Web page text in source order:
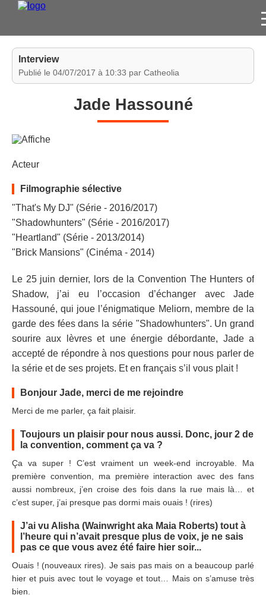
FILMS
JEUX VIDÉO
Interview
Publié le 04/07/2017 à 10:33 par Catheolia
Jade Hassouné
Acteur
Filmographie sélective
"That's My DJ" (Série - 2016/2017)
"Shadowhunters" (Série - 2016/2017)
"Heartland" (Série - 2013/2014)
"Brick Mansions" (Cinéma - 2014)
Le 25 juin dernier, lors de la Convention The Hunters of
Shadow, j’ai eu l’occasion d’échanger avec Jade
Hassouné, qui joue l’énigmatique Meliorn, membre de la
garde des fées dans la série "Shadowhunters". Un grand
sourire aux lèvres et une énergie débordante, Jade a
accepté de répondre à nos questions pour nous parler de
la série et de ses projets. Et en français s’il vous plait !
Bonjour Jade, merci de me rejoindre
Merci de me parler, ça fait plaisir.
Toujours un plaisir pour nous aussi. Donc, jour 2 de
la convention, comment ça va ?
Ça va super ! C’est vraiment un week-end incroyable. Ma
première convention, ma première interaction avec des fans
aussi nombreux, j’en croise des fois dans la rue mais là… et
c’est super, j’ai presque pas dormi mais ouais ! (rires)
J’ai vu Alisha (Wainwright aka Maia Roberts) tout à
l’heure qui n’avait presque plus de voix, je ne sais
pas ce que vous avez été faire hier soir...
Ouais ! (nouveaux rires). Je sais pas mais on a beaucoup parlé
hier et puis avec tout le voyage et tout… Mais on s’amuse très
bien.